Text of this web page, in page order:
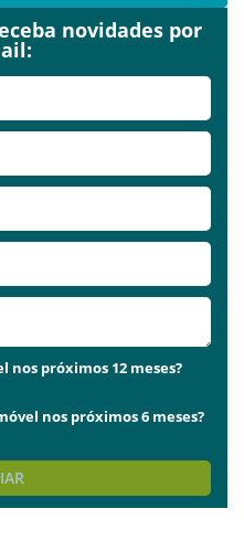
novidades por
próximos 12 meses?
nos próximos 6 meses?